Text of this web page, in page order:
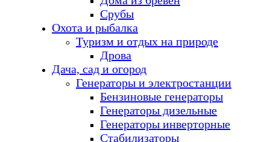
Срубы
Охота и рыбалка
Туризм и отдых на природе
Дрова
Дача, сад и огород
Генераторы и электростанции
Бензиновые генераторы
Генераторы дизельные
Генераторы инверторные
Стабилизаторы